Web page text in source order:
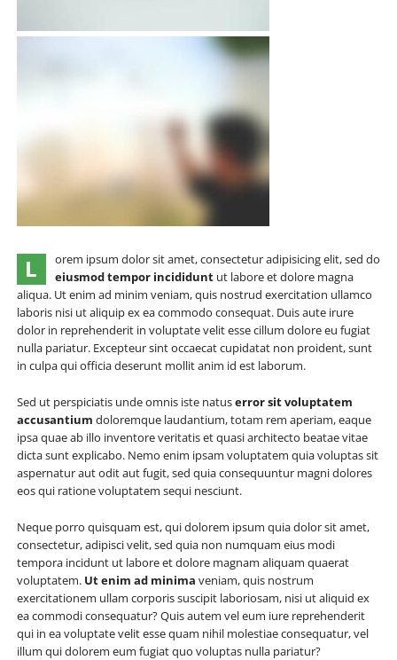
L
orem ipsum dolor sit amet, consectetur adipisicing elit, sed do
eiusmod tempor incididunt ut labore et dolore magna
aliqua. Ut enim ad minim veniam, quis nostrud exercitation ullamco
laboris nisi ut aliquip ex ea commodo consequat. Duis aute irure
dolor in reprehenderit in voluptate velit esse cillum dolore eu fugiat
nulla pariatur. Excepteur sint occaecat cupidatat non proident, sunt
in culpa qui officia deserunt mollit anim id est laborum.
Sed ut perspiciatis unde omnis iste natuserror sit voluptatem
accusantium doloremque laudantium, totam rem aperiam, eaque
ipsa quae ab illo inventore veritatis et quasi architecto beatae vitae
dicta sunt explicabo. Nemo enim ipsam voluptatem quia voluptas sit
aspernatur aut odit aut fugit, sed quia consequuntur magni dolores
eos qui ratione voluptatem sequi nesciunt.
Neque porro quisquam est, qui dolorem ipsum quia dolor sit amet,
consectetur, adipisci velit, sed quia non numquam eius modi
tempora incidunt ut labore et dolore magnam aliquam quaerat
voluptatem. Ut enim ad minima veniam, quis nostrum
exercitationem ullam corporis suscipit laboriosam, nisi ut aliquid ex
ea commodi consequatur? Quis autem vel eum iure reprehenderit
qui in ea voluptate velit esse quam nihil molestiae consequatur, vel
illum qui dolorem eum fugiat quo voluptas nulla pariatur?